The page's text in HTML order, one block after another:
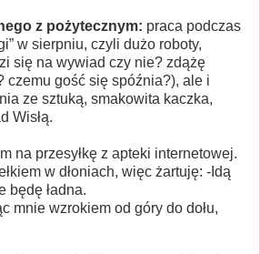
z pożytecznym: praca podczas
w sierpniu, czyli dużo roboty,
się na wywiad czy nie? zdążę
czemu gość się spóźnia?), ale i
ze sztuką, smakowita kaczka,
Wisłą.
na przesyłkę z apteki internetowej.
w dłoniach, więc żartuję: -Idą
będę ładna.
mnie wzrokiem od góry do dołu,